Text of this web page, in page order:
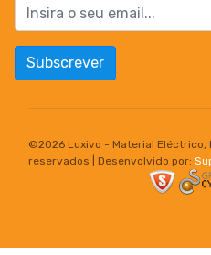
Subscrever
©2026 Luxivo - Material Eléctrico,
reservados | Desenvolvido por: